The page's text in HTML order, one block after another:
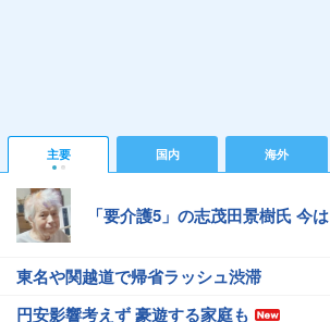
主要 国内 海外
「要介護5」の志茂田景樹氏 今は
東名や関越道で帰省ラッシュ渋滞
円安影響考えず 豪遊する家庭も